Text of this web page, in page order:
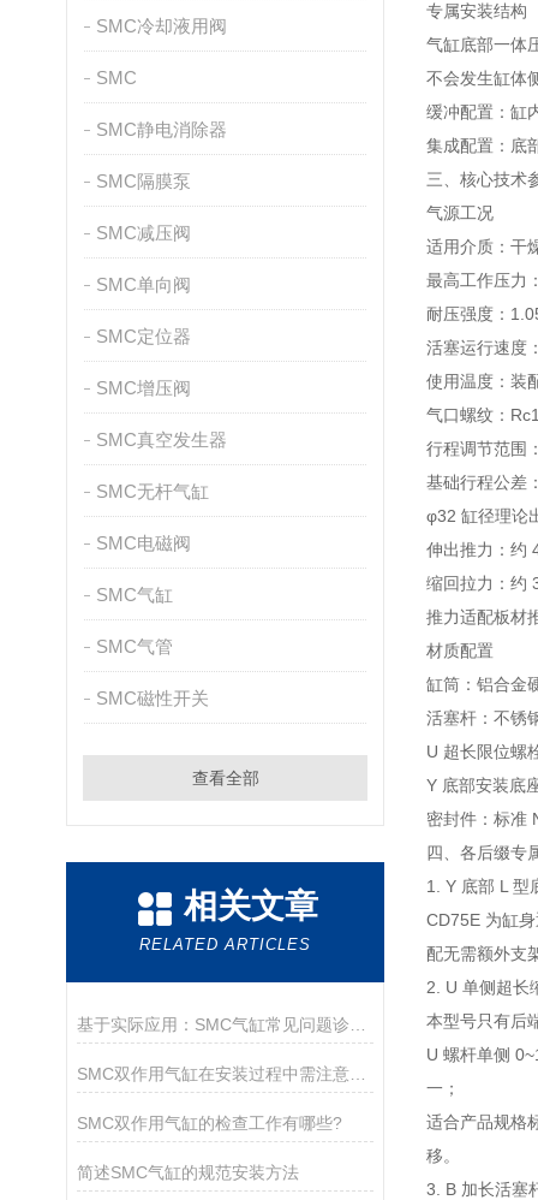
SMC冷却液用阀
SMC
SMC静电消除器
SMC隔膜泵
SMC减压阀
SMC单向阀
SMC定位器
SMC增压阀
SMC真空发生器
SMC无杆气缸
SMC电磁阀
SMC气缸
SMC气管
SMC磁性开关
查看全部
相关文章
RELATED ARTICLES
SMC双作用气缸在安装过程中需注意以下关键事项
SMC双作用气缸的检查工作有哪些?
简述SMC气缸的规范安装方法
专属安装结构
气缸底部一体
不会发生缸体
缓冲配置：缸
集成配置：底
三、核心技术
气源工况
适用介质：干
最高工作压力
耐压强度：
活塞运行速度
使用温度：装
气口螺纹：
行程调节范围
基础行程公差
φ32 缸径理论
伸出推力：约
缩回拉力：约
推力适配板材
材质配置
缸筒：铝合金
活塞杆：不锈
U 超长限位螺
Y 底部安装底
密封件：标准
四、各后缀专
1. Y 底部 L 型
CD75E 为缸
配无需额外支
2. U 单侧超长
本型号只有后
U 螺杆单侧
一；
适合产品规格
移。
3. B 加长活塞